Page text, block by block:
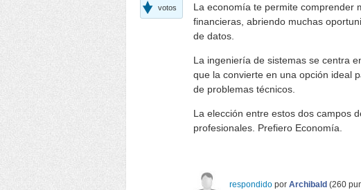
votos
La economía te permite comprender
financieras, abriendo muchas
de datos.
La ingeniería de sistemas se centra
que la convierte en una opción ideal
de problemas técnicos.
La elección entre estos dos campos
profesionales. Prefiero Economía.
respondido por Archibald (260